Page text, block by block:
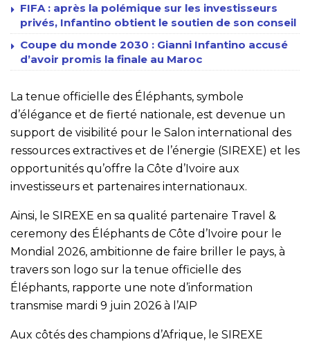
FIFA : après la polémique sur les investisseurs
privés, Infantino obtient le soutien de son conseil
Coupe du monde 2030 : Gianni Infantino accusé
d’avoir promis la finale au Maroc
La tenue officielle des Éléphants, symbole
d’élégance et de fierté nationale, est devenue un
support de visibilité pour le Salon international des
ressources extractives et de l’énergie (SIREXE) et les
opportunités qu’offre la Côte d’Ivoire aux
investisseurs et partenaires internationaux.
Ainsi, le SIREXE en sa qualité partenaire Travel &
ceremony des Éléphants de Côte d’Ivoire pour le
Mondial 2026, ambitionne de faire briller le pays, à
travers son logo sur la tenue officielle des
Éléphants, rapporte une note d’information
transmise mardi 9 juin 2026 à l’AIP
Aux côtés des champions d’Afrique, le SIREXE